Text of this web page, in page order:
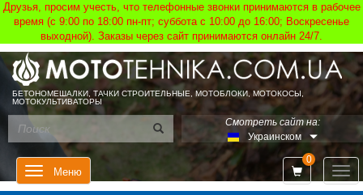
Друзья, просим учесть, что телефонные звонки принимаются в рабочее
время (с 9:00 по 18:00 пн-пт; суббота с 10:00 до 16:00; Воскресенье
выходной). Заказы через сайт принимаются онлайн 24/7.
БЕТОНОМЕШАЛКИ, ТАЧКИ СТРОИТЕЛЬНЫЕ, МОТОБЛОКИ, МОТОКОСЫ,
МОТОКУЛЬТИВАТОРЫ
Смотреть сайт на:
Украинском
Меню
0